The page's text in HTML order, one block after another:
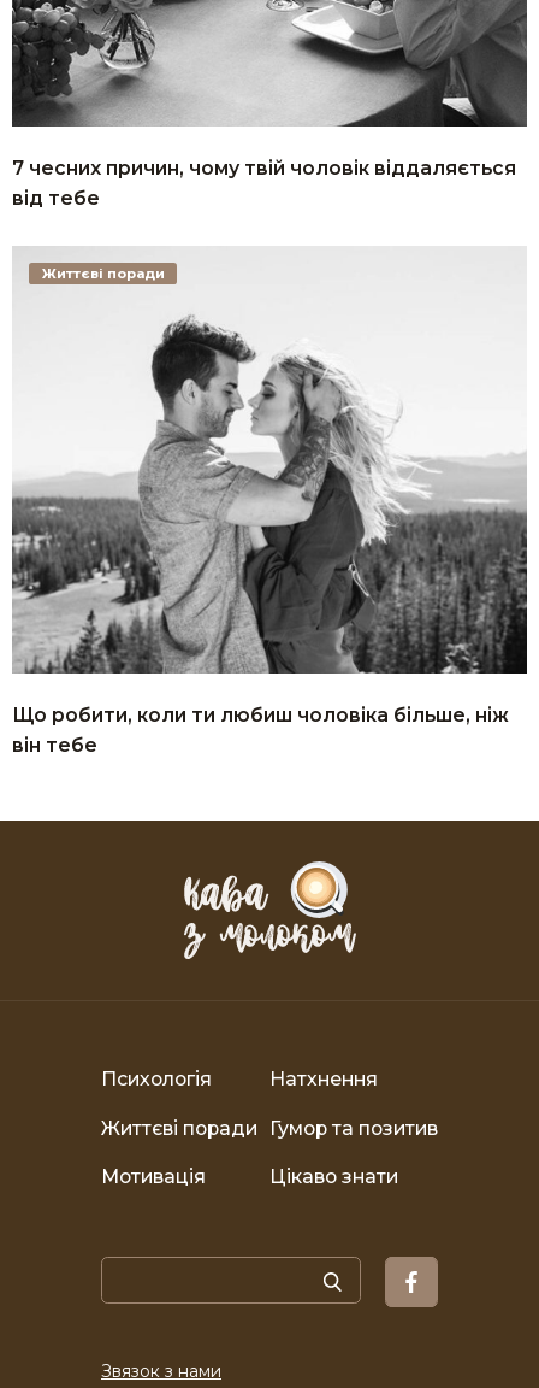
7 чесних причин, чому твій чоловік віддаляється
від тебе
Що робити, коли ти любиш чоловіка більше, ніж
він тебе
Життєві поради
Психологія Натхнення
Життєві поради Гумор та позитив
Мотивація Цікаво знати
Звязок з нами